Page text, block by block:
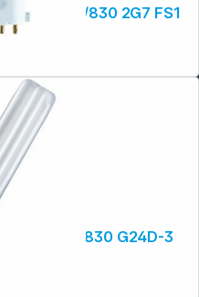
Osram DULUX S/E Energiesparlampe 7W/830 2G7 FS1
3